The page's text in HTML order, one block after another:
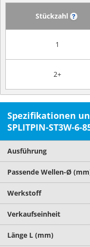
Stückzahl
1
2+
Spezifikationen
SPLITPIN-ST3W-6-
Ausführung
Passende Wellen-Ø
Werkstoff
Verkaufseinheit
Länge L (mm)